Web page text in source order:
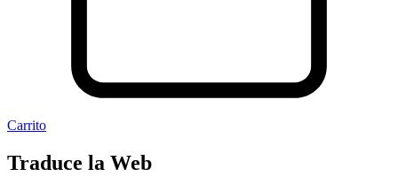
Carrito
Traduce la Web